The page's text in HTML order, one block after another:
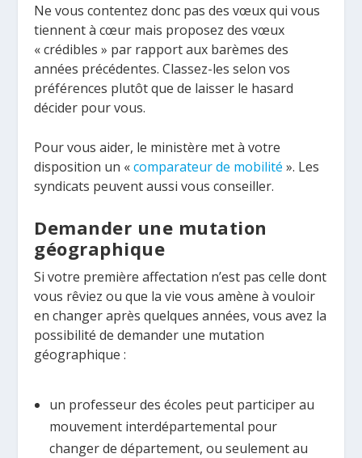
Ne vous contentez donc pas des vœux qui vous
tiennent à cœur mais proposez des vœux
« crédibles » par rapport aux barèmes des
années précédentes. Classez-les selon vos
préférences plutôt que de laisser le hasard
décider pour vous.
Pour vous aider, le ministère met à votre
disposition un «comparateur de mobilité ». Les
syndicats peuvent aussi vous conseiller.
Demander une mutation
géographique
Si votre première affectation n’est pas celle dont
vous rêviez ou que la vie vous amène à vouloir
en changer après quelques années, vous avez la
possibilité de demander une mutation
géographique :
un professeur des écoles peut participer au
mouvement interdépartemental pour
changer de département, ou seulement au